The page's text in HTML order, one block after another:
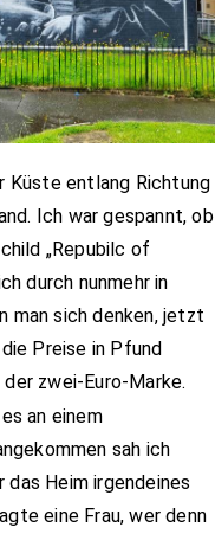
Küste entlang Richtung
Ich war gespannt, ob
„Repubilc of
durch nunmehr in
man sich denken, jetzt
Preise in Pfund
zwei-Euro-Marke.
an einem
sah ich
Heim irgendeines
eine Frau, wer denn